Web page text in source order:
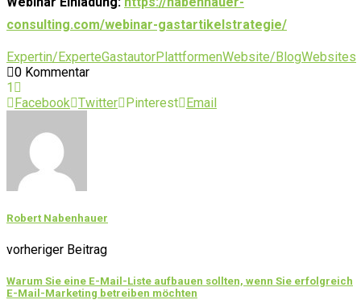
consulting.com/webinar-gastartikelstrategie/
Expertin/ExperteGastautorPlattformenWebsite/BlogWebsites
0 Kommentar
1
Facebook Twitter Pinterest Email
Robert Nabenhauer
vorheriger Beitrag
Warum Sie eine E-Mail-Liste aufbauen sollten, wenn Sie erfolgreich
E-Mail-Marketing betreiben möchten